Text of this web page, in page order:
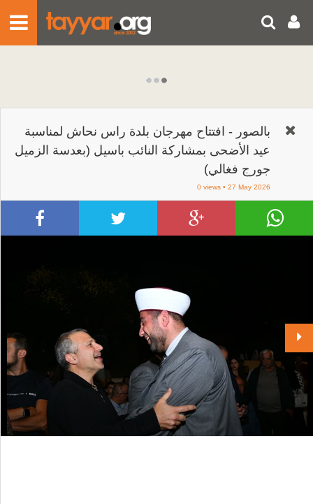
Lebanon
World
Sports
PHOTOS
SOCIAL AND MOBILE
Horoscope
Markets
Carnet
Writers
Jobs
Advertise
Contact
بالصور - افتتاح مهرجان بلدة راس نحاش لمناسبة
عيد الأضحى بمشاركة النائب باسيل (بعدسة الزميل
جورج فغالي)
0 views • 27 May 2026